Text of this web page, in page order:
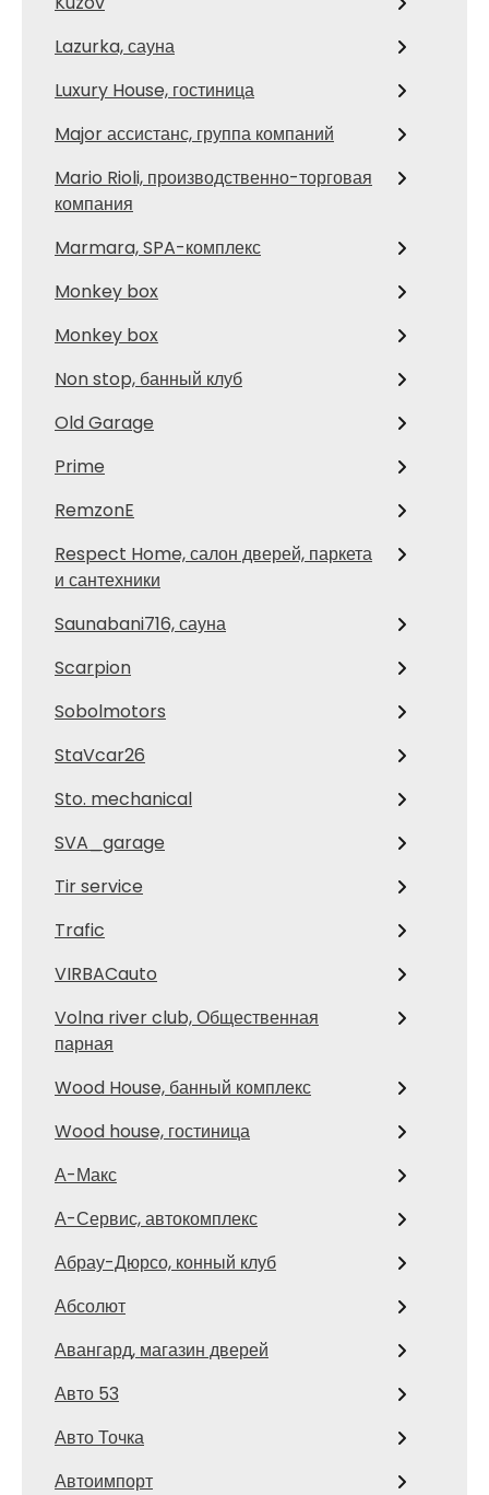
Lazurka, сауна
Luxury House, гостиница
Major ассистанс, группа компаний
Mario Rioli, производственно-торговая
компания
Marmara, SPA-комплекс
Monkey box
Monkey box
Non stop, банный клуб
Old Garage
Prime
RemzonE
Respect Home, салон дверей, паркета
и сантехники
Saunabani716, сауна
Scarpion
Sobolmotors
StaVcar26
Sto. mechanical
SVA_garage
Tir service
Trafic
VIRBACauto
Volna river club, Общественная
парная
Wood House, банный комплекс
Wood house, гостиница
А-Макс
А-Сервис, автокомплекс
Абрау-Дюрсо, конный клуб
Абсолют
Авангард, магазин дверей
Авто 53
Авто Точка
Автоимпорт